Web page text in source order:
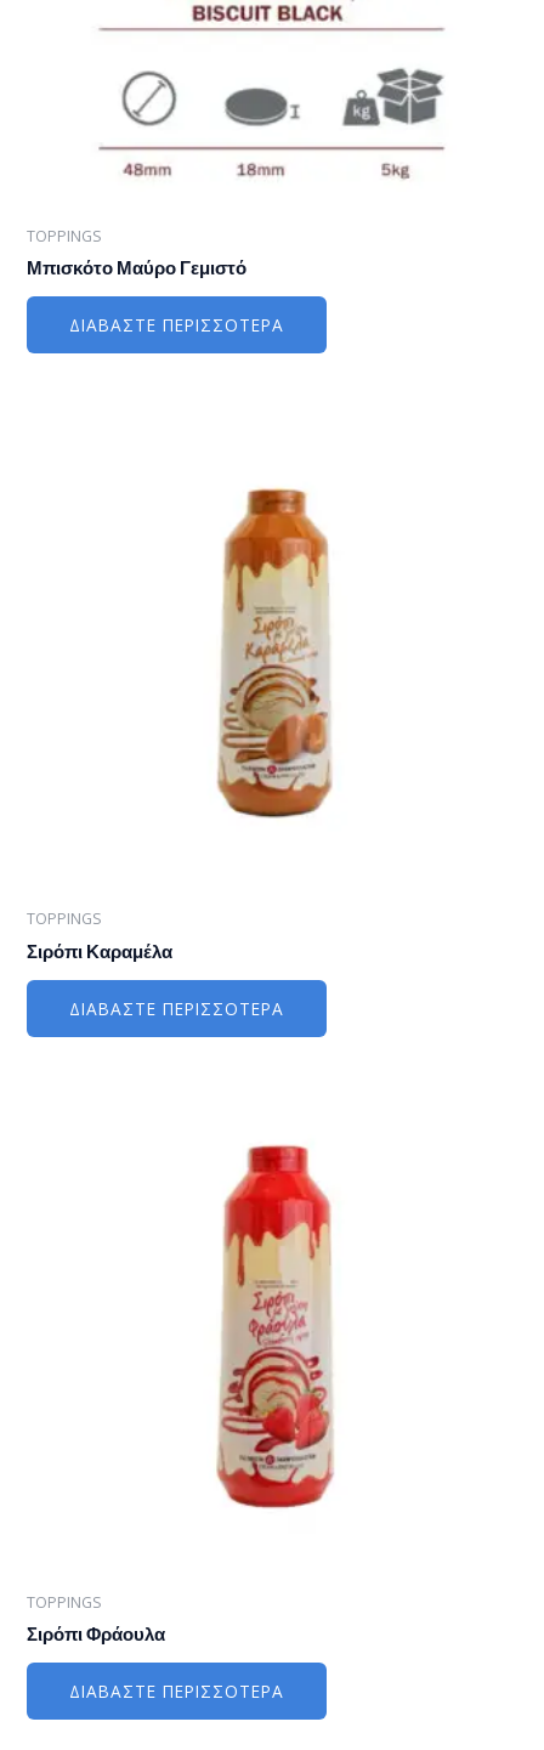
TOPPINGS
Μπισκότο Μαύρο Γεμιστό
ΔΙΑΒΆΣΤΕ ΠΕΡΙΣΣΌΤΕΡΑ
TOPPINGS
Σιρόπι Καραμέλα
ΔΙΑΒΆΣΤΕ ΠΕΡΙΣΣΌΤΕΡΑ
TOPPINGS
Σιρόπι Φράουλα
ΔΙΑΒΆΣΤΕ ΠΕΡΙΣΣΌΤΕΡΑ